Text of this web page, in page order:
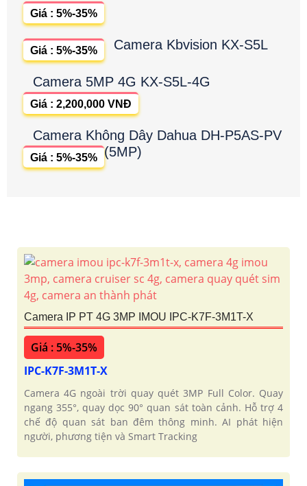
Giá : 5%-35%
Camera Kbvision KX-S5L
Giá : 5%-35%
Camera 5MP 4G KX-S5L-4G
Giá : 2,200,000 VNĐ
Camera Không Dây Dahua DH-P5AS-PV
(5MP)
Giá : 5%-35%
Camera IP PT 4G 3MP IMOU IPC-K7F-3M1T-X
Giá : 5%-35%
IPC-K7F-3M1T-X
Camera 4G ngoài trời quay quét 3MP Full Color. Quay
ngang 355°, quay dọc 90° quan sát toàn cảnh. Hỗ trợ 4
chế độ quan sát ban đêm thông minh. AI phát hiện
người, phương tiện và Smart Tracking